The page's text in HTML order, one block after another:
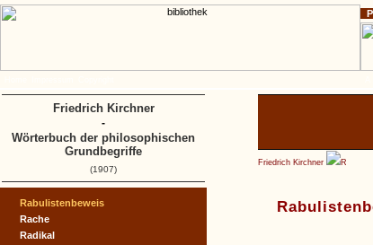
Friedrich Kirchner R
Rabulistenbeweis
Rache
Radikal
Friedrich Kirchner
-
Wörterbuch der philosophischen
Grundbegriffe
(1907)